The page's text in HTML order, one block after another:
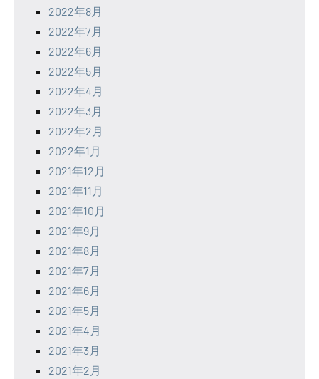
2022年8月
2022年7月
2022年6月
2022年5月
2022年4月
2022年3月
2022年2月
2022年1月
2021年12月
2021年11月
2021年10月
2021年9月
2021年8月
2021年7月
2021年6月
2021年5月
2021年4月
2021年3月
2021年2月